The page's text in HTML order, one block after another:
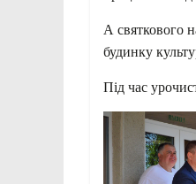
А святкового
будинку
Під час